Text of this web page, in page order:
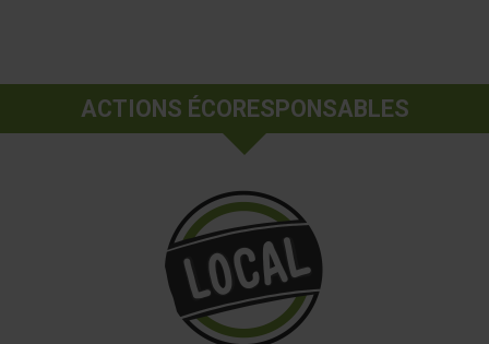
ACTIONS ÉCORESPONSABLES